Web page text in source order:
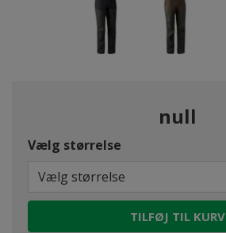
null
Vælg størrelse
Vælg størrelse
TILFØJ TIL KURV